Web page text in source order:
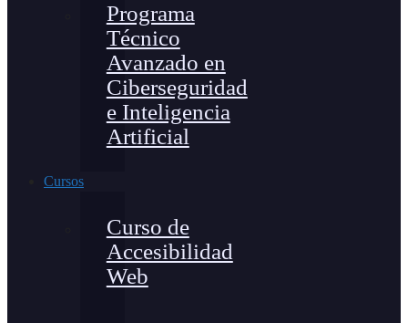
Programa
Técnico
Avanzado en
Ciberseguridad
e Inteligencia
Artificial
Cursos
Curso de
Accesibilidad
Web